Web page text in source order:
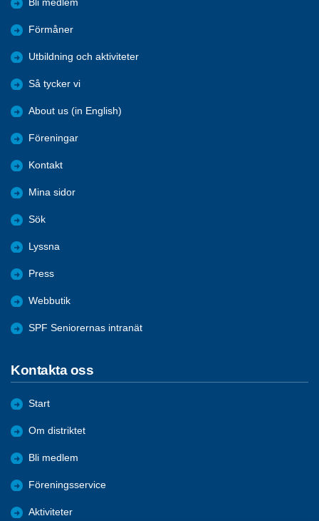
Bli medlem
Förmåner
Utbildning och aktiviteter
Så tycker vi
About us (in English)
Föreningar
Kontakt
Mina sidor
Sök
Lyssna
Press
Webbutik
SPF Seniorernas intranät
Kontakta oss
Start
Om distriktet
Bli medlem
Föreningsservice
Aktiviteter